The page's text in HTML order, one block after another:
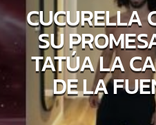
CUCURELLA
SU
TATÚA LA
DE LA